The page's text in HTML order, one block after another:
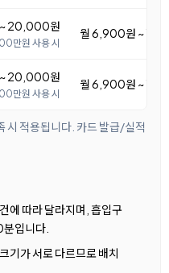
20,000원
만원 사용 시
월 6,900원 ~
20,000원
만원 사용 시
월 6,900원 ~
시 적용됩니다. 카드 발급/실적
에 따라 달라지며, 흡입구
입니다.
기가 서로 다르므로 배치